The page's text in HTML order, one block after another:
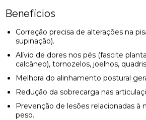
Benefícios
Correção precisa de alterações na pisada (pronação,
supinação).
Alívio de dores nos pés (fascite plantar, esporão de
calcâneo), tornozelos, joelhos,
Melhora do alinhamento postural
Redução da sobrecarga nas
Prevenção de lesões relacionadas à má distribuição de
peso.